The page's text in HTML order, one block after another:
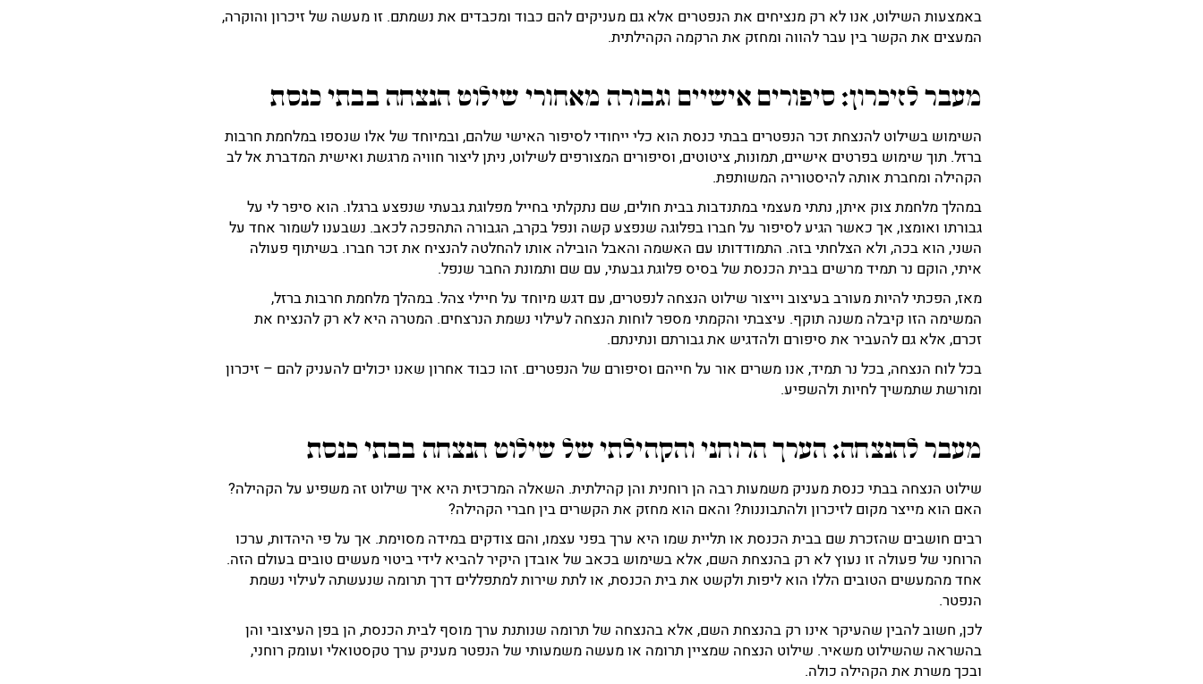
באמצעות השילוט, אנו לא רק מנציחים את הנפטרים אלא גם מעניקים להם כבוד ומכבדים את נשמתם. זו מעשה של זיכרון והוקרה,
המעצים את הקשר בין עבר להווה ומחזק את הרקמה הקהילתית.
מעבר לזיכרון: סיפורים אישיים וגבורה מאחורי שילוט הנצחה בבתי כנסת
השימוש בשילוט להנצחת זכר הנפטרים בבתי כנסת הוא כלי ייחודי לסיפור האישי שלהם, ובמיוחד של אלו שנספו במלחמת חרבות
ברזל. תוך שימוש בפרטים אישיים, תמונות, ציטוטים, וסיפורים המצורפים לשילוט, ניתן ליצור חוויה מרגשת ואישית המדברת אל לב
הקהילה ומחברת אותה להיסטוריה המשותפת.
במהלך מלחמת צוק איתן, נתתי מעצמי במתנדבות בבית חולים, שם נתקלתי בחייל מפלוגת גבעתי שנפצע ברגלו. הוא סיפר לי על
גבורתו ואומצו, אך כאשר הגיע לסיפור על חברו בפלוגה שנפצע קשה ונפל בקרב, הגבורה התהפכה לכאב. נשבענו לשמור אחד על
השני, הוא בכה, ולא הצלחתי בזה. התמודדותו עם האשמה והאבל הובילה אותו להחלטה להנציח את זכר חברו. בשיתוף פעולה
איתי, הוקם נר תמיד מרשים בבית הכנסת של בסיס פלוגת גבעתי, עם שם ותמונת החבר שנפל.
מאז, הפכתי להיות מעורב בעיצוב וייצור שילוט הנצחה לנפטרים, עם דגש מיוחד על חיילי צהל. במהלך מלחמת חרבות ברזל,
המשימה הזו קיבלה משנה תוקף. עיצבתי והקמתי מספר לוחות הנצחה לעילוי נשמת הנרצחים. המטרה היא לא רק להנציח את
זכרם, אלא גם להעביר את סיפורם ולהדגיש את גבורתם ונתינתם.
בכל לוח הנצחה, בכל נר תמיד, אנו משרים אור על חייהם וסיפורם של הנפטרים. זהו כבוד אחרון שאנו יכולים להעניק להם – זיכרון
ומורשת שתמשיך לחיות ולהשפיע.
מעבר להנצחה: הערך הרוחני והקהילתי של שילוט הנצחה בבתי כנסת
שילוט הנצחה בבתי כנסת מעניק משמעות רבה הן רוחנית והן קהילתית. השאלה המרכזית היא איך שילוט זה משפיע על הקהילה?
האם הוא מייצר מקום לזיכרון ולהתבוננות? והאם הוא מחזק את הקשרים בין חברי הקהילה?
רבים חושבים שהזכרת שם בבית הכנסת או תליית שמו היא ערך בפני עצמו, והם צודקים במידה מסוימת. אך על פי היהדות, ערכו
הרוחני של פעולה זו נעוץ לא רק בהנצחת השם, אלא בשימוש בכאב של אובדן היקיר להביא לידי ביטוי מעשים טובים בעולם הזה.
אחד מהמעשים הטובים הללו הוא ליפות ולקשט את בית הכנסת, או לתת שירות למתפללים דרך תרומה שנעשתה לעילוי נשמת
הנפטר.
לכן, חשוב להבין שהעיקר אינו רק בהנצחת השם, אלא בהנצחה של תרומה שנותנת ערך מוסף לבית הכנסת, הן בפן העיצובי והן
בהשראה שהשילוט משאיר. שילוט הנצחה שמציין תרומה או מעשה משמעותי של הנפטר מעניק ערך טקסטואלי ועומק רוחני,
ובכך משרת את הקהילה כולה.